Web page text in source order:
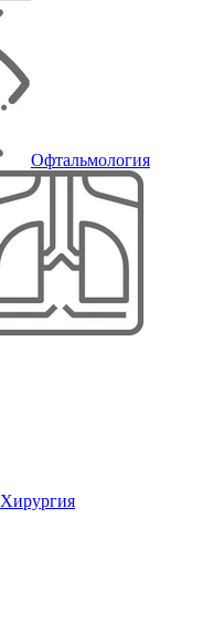
Офтальмология
Хирургия